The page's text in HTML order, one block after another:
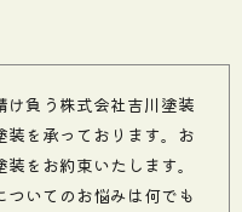
負う株式会社吉川塗装
を承っております。お
をお約束いたします。
いてのお悩みは何でも